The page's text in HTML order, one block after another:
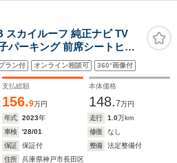
カイルーフ 純正ナビ TV
パーキング 前席シートヒー
トキー プッシュスタート
ライト 純正アルミホイール
ラン付 オンライン相談可 360°画像付
支払総額
156.9万円
本体価格
148.7万円
年式
2023年 走行 1.0万km
車検
'28/01 修復
なし
保証
保証付 整備
法定整備付
住所
兵庫県神戸市長田区